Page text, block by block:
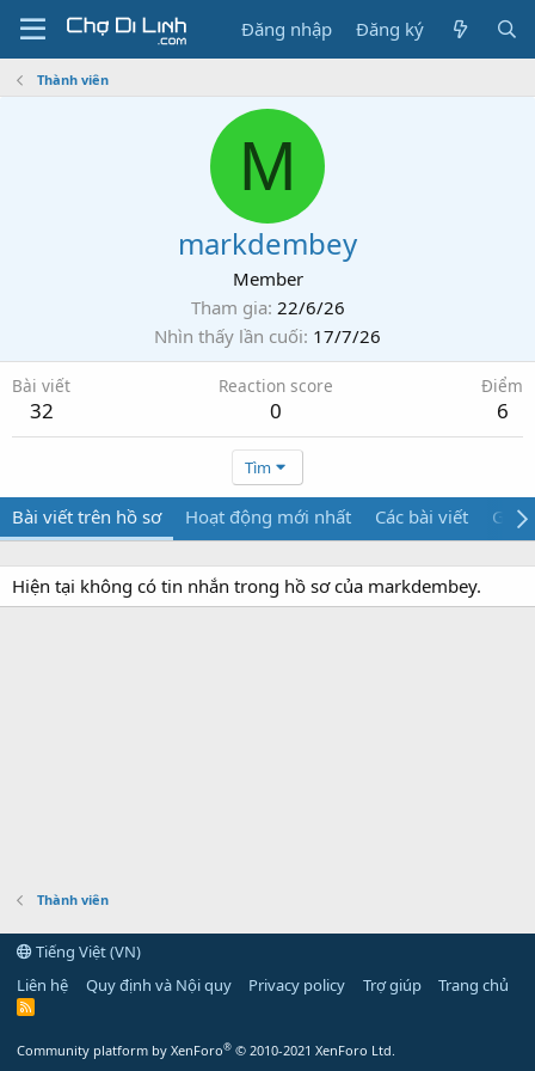
Đăng nhập Đăng ký
Thành viên
M
markdembey
Member
Tham gia 22/6/26
Nhìn thấy lần cuối 17/7/26
Bài viết
32
Reaction score
0
Điểm
6
Tìm
Bài viết trên hồ sơ Hoạt động mới nhất Các bài viết Giới
Hiện tại không có tin nhắn trong hồ sơ của markdembey.
Thành viên
Tiếng Việt (VN)
Liên hệ
Quy định và Nội quy Privacy policy Trợ giúp Trang chủ
R
Community platform by XenForo® © 2010-2021 XenForo Ltd.